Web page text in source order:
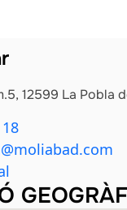
12599 La Pobla